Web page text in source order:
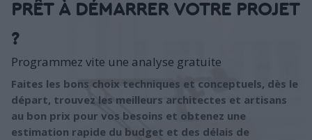
PRÊT À DÉMARRER VOTRE PROJET
?
Programmez vite une analyse gratuite
Faites les bons choix techniques et conceptuels, dès le
départ, trouvez les meilleurs architectes et artisans
au bon prix pour vos besoins et obtenez une
estimation rapide du budget et des délais de